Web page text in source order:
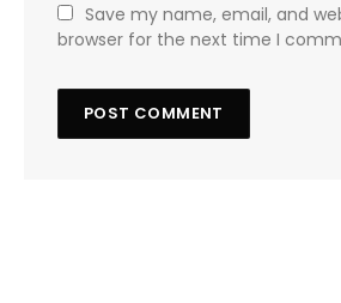
Save my name, email, and
browser for the next time I